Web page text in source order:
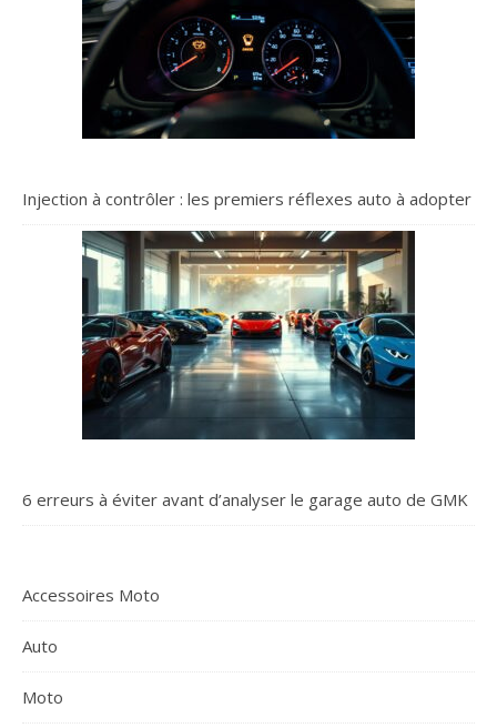
Injection à contrôler : les premiers réflexes auto à adopter
6 erreurs à éviter avant d’analyser le garage auto de GMK
Accessoires Moto
Auto
Moto